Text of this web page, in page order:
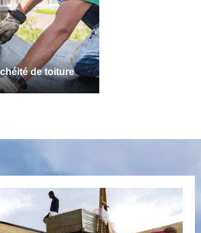
de toiture